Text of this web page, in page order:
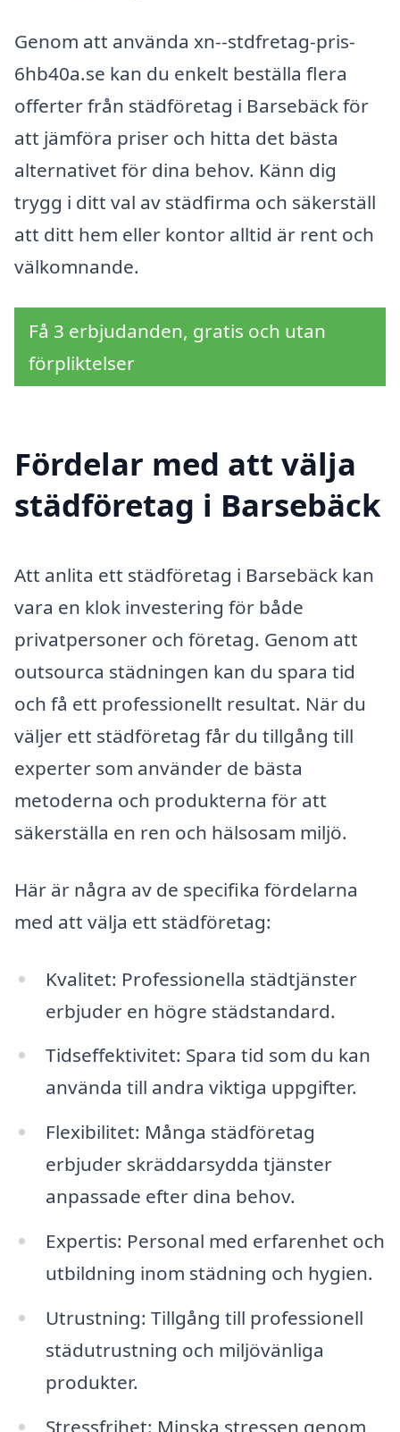
Genom att använda xn--stdfretag-pris-
6hb40a.se kan du enkelt beställa flera
offerter från städföretag i Barsebäck för
att jämföra priser och hitta det bästa
alternativet för dina behov. Känn dig
trygg i ditt val av städfirma och säkerställ
att ditt hem eller kontor alltid är rent och
välkomnande.
Få 3 erbjudanden, gratis och utan
förpliktelser
Fördelar med att välja
städföretag i Barsebäck
Att anlita ett städföretag i Barsebäck kan
vara en klok investering för både
privatpersoner och företag. Genom att
outsourca städningen kan du spara tid
och få ett professionellt resultat. När du
väljer ett städföretag får du tillgång till
experter som använder de bästa
metoderna och produkterna för att
säkerställa en ren och hälsosam miljö.
Här är några av de specifika fördelarna
med att välja ett städföretag:
Kvalitet: Professionella städtjänster
erbjuder en högre städstandard.
Tidseffektivitet: Spara tid som du kan
använda till andra viktiga uppgifter.
Flexibilitet: Många städföretag
erbjuder skräddarsydda tjänster
anpassade efter dina behov.
Expertis: Personal med erfarenhet och
utbildning inom städning och hygien.
Utrustning: Tillgång till professionell
städutrustning och miljövänliga
produkter.
Stressfrihet: Minska stressen genom